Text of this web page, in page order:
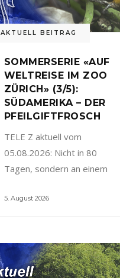
AKTUELL BEITRAG
SOMMERSERIE «AUF
WELTREISE IM ZOO
ZÜRICH» (3/5):
SÜDAMERIKA – DER
PFEILGIFTFROSCH
TELE Z aktuell vom
05.08.2026: Nicht in 80
Tagen, sondern an einem
5. August 2026